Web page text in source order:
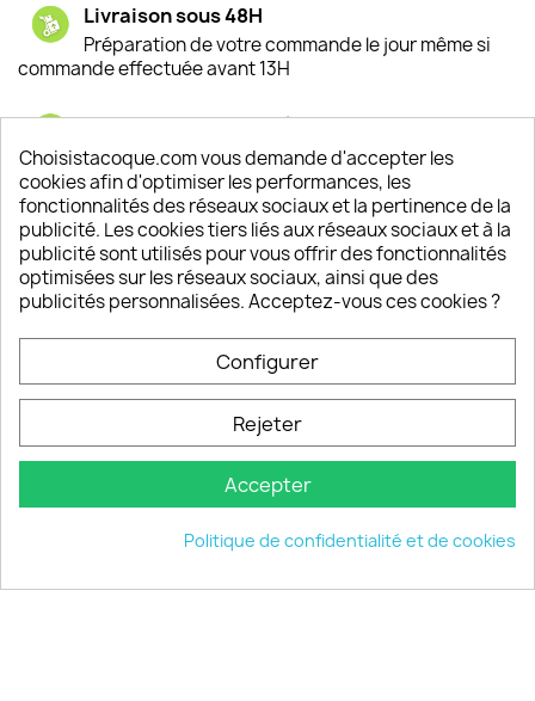
Livraison sous 48H
Préparation de votre commande le jour même si
commande effectuée avant 13H
Satisfaction de nos clients
Depuis 2009, entre 92% et 94% de nos clients
sont satisfaits de nos produits
Un SAV à votre écoute
Notre SAV est disponible 6/7J de 10h à 18H
keyboard_arrow_down
© 2026 - choisistacoque.com
Choisistacoque.com vous demande d'accepter les
cookies afin d'optimiser les performances, les
fonctionnalités des réseaux sociaux et la pertinence de la
publicité. Les cookies tiers liés aux réseaux sociaux et à la
publicité sont utilisés pour vous offrir des fonctionnalités
optimisées sur les réseaux sociaux, ainsi que des
publicités personnalisées. Acceptez-vous ces cookies ?
Configurer
Rejeter
Accepter
Politique de confidentialité et de cookies